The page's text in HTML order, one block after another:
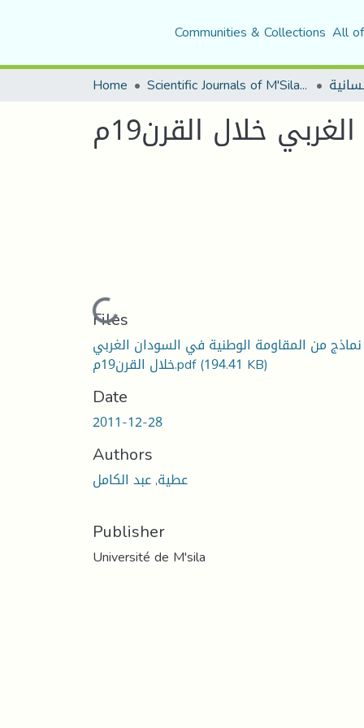
Communities & Collections All
Home Scientific Journals of M'Sila University
خلال القرن19م
Loading...
Files
نماذج من المقاومة الوطنية في السودان الغربي
خلال القرن19م.pdf(194.41 KB)
Date
2011-12-28
Authors
عطية, عبد الكامل
Publisher
Université de M'sila